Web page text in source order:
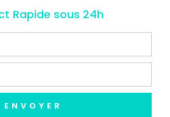
Rapide sous 24h
ENVOYER